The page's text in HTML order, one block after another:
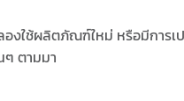
งใช้ผลิตภัณฑ์ใหม่ หรือมีการ
ตามมา